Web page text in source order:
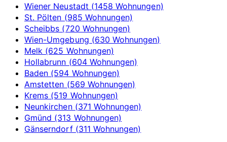
Wiener Neustadt (1458 Wohnungen)
St. Pölten (985 Wohnungen)
Scheibbs (720 Wohnungen)
Wien-Umgebung (630 Wohnungen)
Melk (625 Wohnungen)
Hollabrunn (604 Wohnungen)
Baden (594 Wohnungen)
Amstetten (569 Wohnungen)
Krems (519 Wohnungen)
Neunkirchen (371 Wohnungen)
Gmünd (313 Wohnungen)
Gänserndorf (311 Wohnungen)